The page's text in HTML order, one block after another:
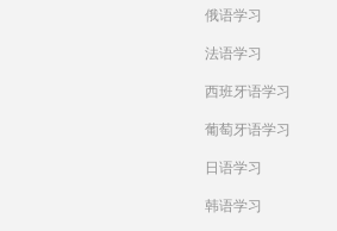
俄语学习
法语学习
西班牙语学习
葡萄牙语学习
日语学习
韩语学习